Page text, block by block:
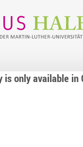
is only available in